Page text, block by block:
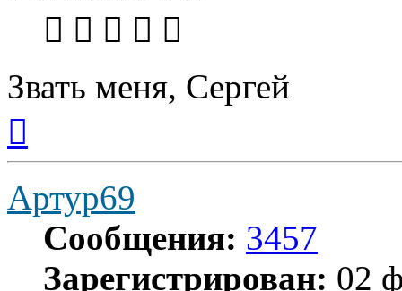
Звать меня, Сергей
началу
Артур69
Сообщения: 3457
Зарегистрирован: 02